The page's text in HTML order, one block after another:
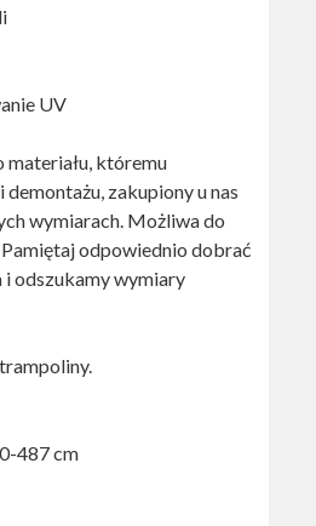
UV
materiału, któremu
zakupiony u nas
wymiarach. Możliwa do
odpowiednio dobrać
i odszukamy wymiary
487 cm